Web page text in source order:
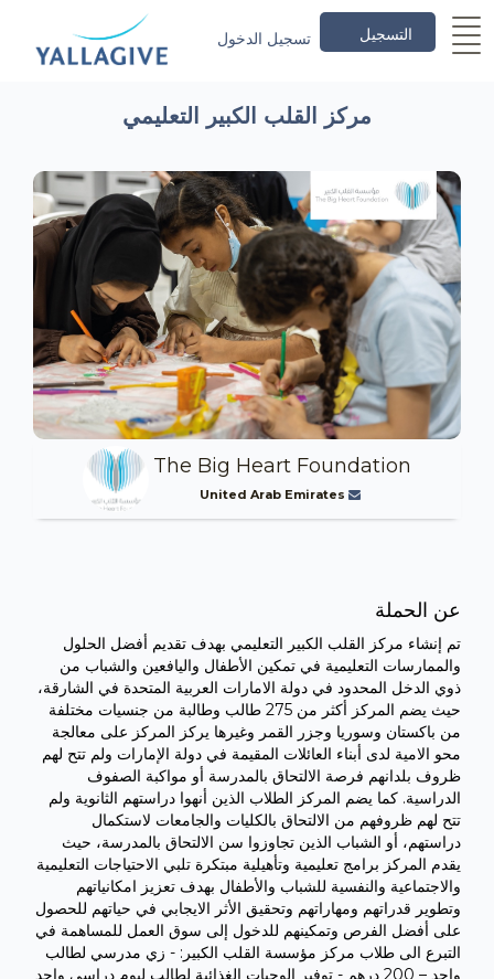
التسجيل تسجيل الدخول
مركز القلب الكبير التعليمي
The Big Heart Foundation
United Arab Emirates
عن الحملة
تم إنشاء مركز القلب الكبير التعليمي بهدف تقديم أفضل الحلول
والممارسات التعليمية في تمكين الأطفال واليافعين والشباب من
ذوي الدخل المحدود في دولة الامارات العربية المتحدة في الشارقة،
حيث يضم المركز أكثر من 275 طالب وطالبة من جنسيات مختلفة
من باكستان وسوريا وجزر القمر وغيرها يركز المركز على معالجة
محو الامية لدى أبناء العائلات المقيمة في دولة الإمارات ولم تتح لهم
ظروف بلدانهم فرصة الالتحاق بالمدرسة أو مواكبة الصفوف
الدراسية. كما يضم المركز الطلاب الذين أنهوا دراستهم الثانوية ولم
تتح لهم ظروفهم من الالتحاق بالكليات والجامعات لاستكمال
دراستهم، أو الشباب الذين تجاوزوا سن الالتحاق بالمدرسة، حيث
يقدم المركز برامج تعليمية وتأهيلية مبتكرة تلبي الاحتياجات التعليمية
والاجتماعية والنفسية للشباب والأطفال بهدف تعزيز امكانياتهم
وتطوير قدراتهم ومهاراتهم وتحقيق الأثر الايجابي في حياتهم للحصول
على أفضل الفرص وتمكينهم للدخول إلى سوق العمل للمساهمة في
التبرع الى طلاب مركز مؤسسة القلب الكبير: - زي مدرسي لطالب
واحد – 200 درهم - توفير الوجبات الغذائية لطالب ليوم دراسي واحد